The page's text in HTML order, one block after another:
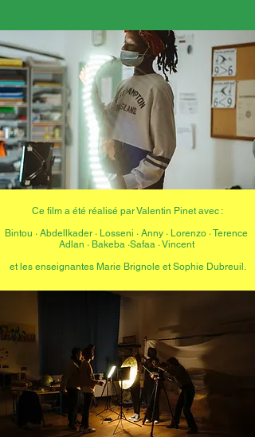
Ce film a été réalisé par Valentin Pinet avec :
Bintou · Abdellkader · Losseni ​· Anny · Lorenzo · Terence
Adlan · Bakeba ·Safaa · Vincent
et les enseignantes Marie Brignole et Sophie Dubreuil.